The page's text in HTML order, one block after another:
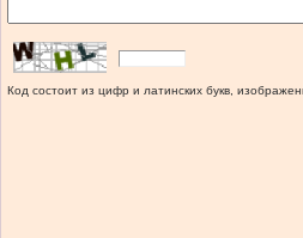
Код состоит из цифр и латинских букв,